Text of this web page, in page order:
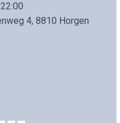
4, 8810 Horgen